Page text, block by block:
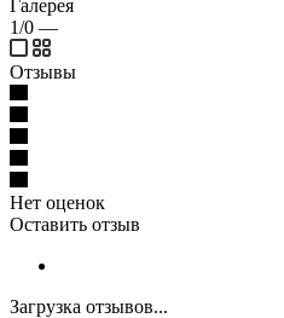
Галерея
1/0 —
Отзывы
Нет оценок
Оставить отзыв
Загрузка отзывов...